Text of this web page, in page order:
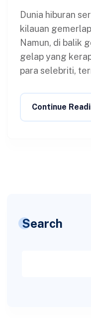
Dunia hiburan
kilauan
Namun, di balik
gelap yang
para selebriti,
Continue
Search